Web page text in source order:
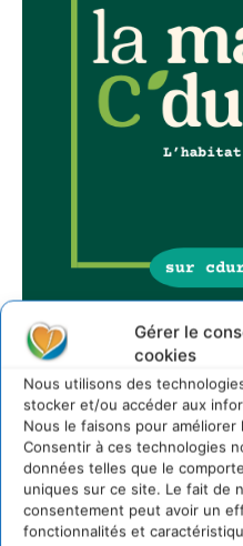
Gérer le
cookies
Nous utilisons des
stocker et/ou accéder aux
Nous le faisons pour améliorer
Consentir à ces technologies
données telles que le
uniques sur ce site. Le fait de
consentement peut avoir un
fonctionnalités et
Sur
Comment le sol français
hydrique et déréglé tout
2 août 2026
Développer notre